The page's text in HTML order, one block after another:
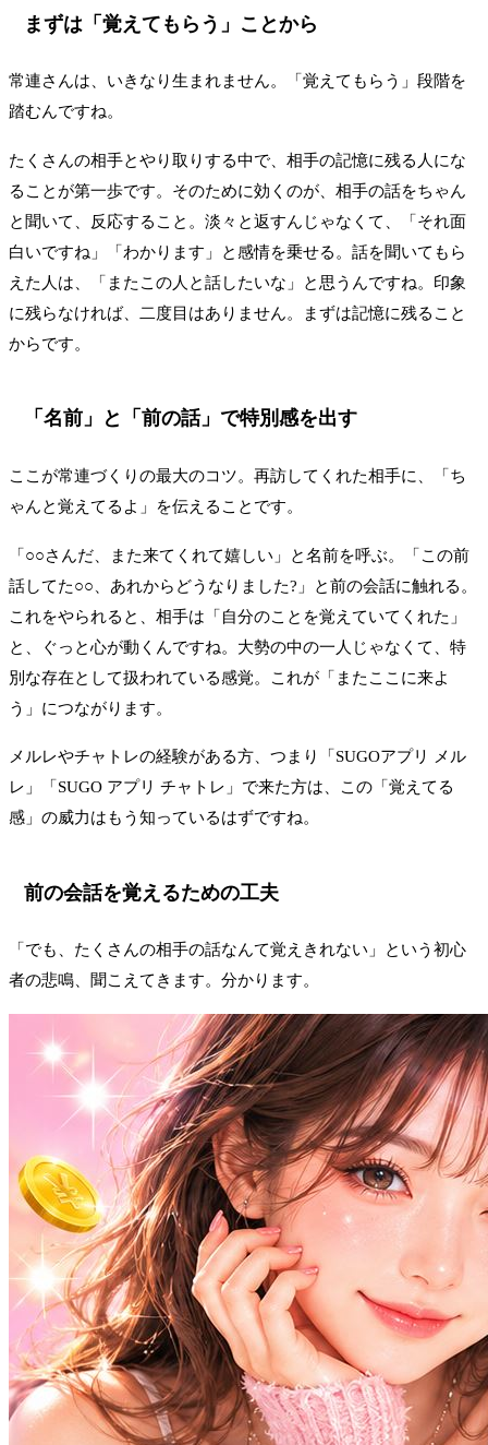
まずは「覚えてもらう」ことから
常連さんは、いきなり生まれません。「覚えてもらう」段階を
踏むんですね。
たくさんの相手とやり取りする中で、相手の記憶に残る人にな
ることが第一歩です。そのために効くのが、相手の話をちゃん
と聞いて、反応すること。淡々と返すんじゃなくて、「それ面
白いですね」「わかります」と感情を乗せる。話を聞いてもら
えた人は、「またこの人と話したいな」と思うんですね。印象
に残らなければ、二度目はありません。まずは記憶に残ること
からです。
「名前」と「前の話」で特別感を出す
ここが常連づくりの最大のコツ。再訪してくれた相手に、「ち
ゃんと覚えてるよ」を伝えることです。
「○○さんだ、また来てくれて嬉しい」と名前を呼ぶ。「この前
話してた○○、あれからどうなりました?」と前の会話に触れる。
これをやられると、相手は「自分のことを覚えていてくれた」
と、ぐっと心が動くんですね。大勢の中の一人じゃなくて、特
別な存在として扱われている感覚。これが「またここに来よ
う」につながります。
メルレやチャトレの経験がある方、つまり「SUGOアプリ メル
レ」「SUGO アプリ チャトレ」で来た方は、この「覚えてる
感」の威力はもう知っているはずですね。
前の会話を覚えるための工夫
「でも、たくさんの相手の話なんて覚えきれない」という初心
者の悲鳴、聞こえてきます。分かります。